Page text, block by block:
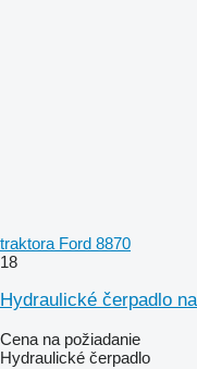
traktora Ford 8870
18
Hydraulické čerpadlo
Cena na požiadanie
Hydraulické čerpadlo